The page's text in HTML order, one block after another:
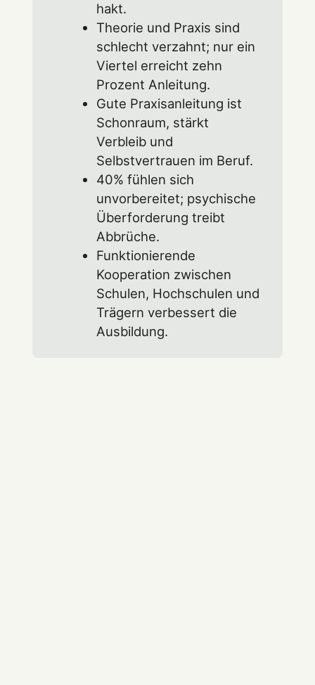
hakt.
Theorie und Praxis sind
schlecht verzahnt; nur ein
Viertel erreicht zehn
Prozent Anleitung.
Gute Praxisanleitung ist
Schonraum, stärkt
Verbleib und
Selbstvertrauen im Beruf.
40% fühlen sich
unvorbereitet; psychische
Überforderung treibt
Abbrüche.
Funktionierende
Kooperation zwischen
Schulen, Hochschulen und
Trägern verbessert die
Ausbildung.